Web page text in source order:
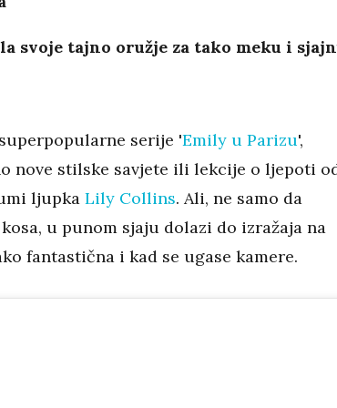
svoje tajno oružje za tako meku i
serije 'Emily u Parizu',
nove stilske savjete ili lekcije o ljepoti
ljupka Lily Collins. Ali, ne samo da
u punom sjaju dolazi do izražaja na
fantastična i kad se ugase kamere.